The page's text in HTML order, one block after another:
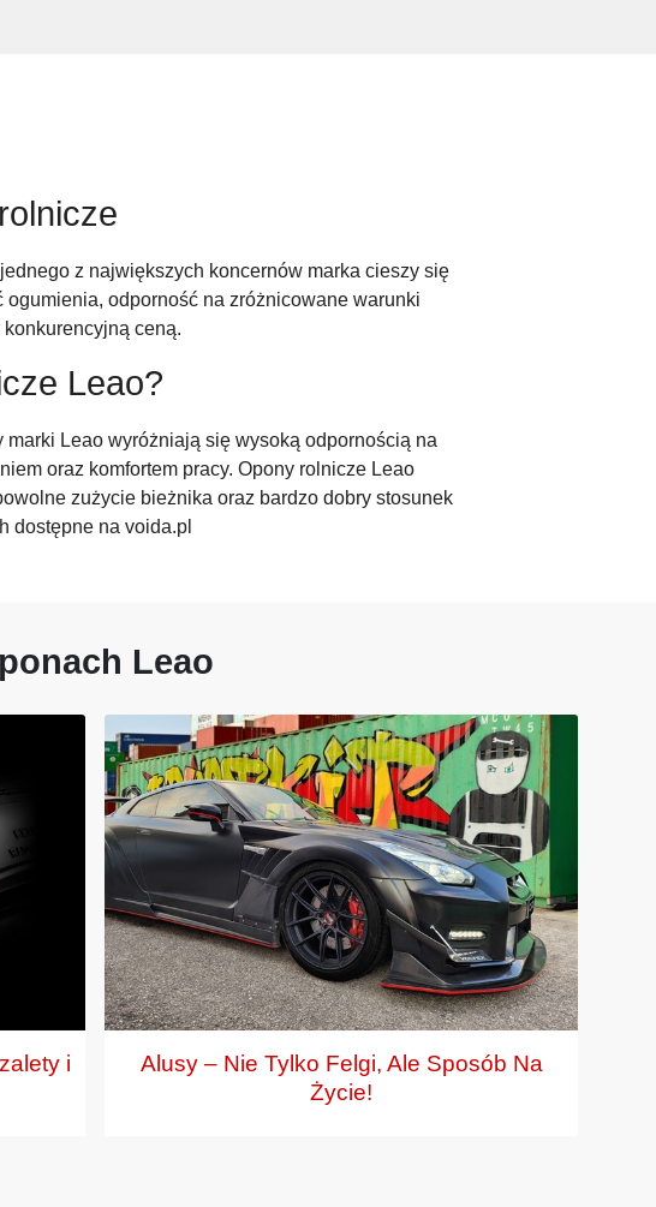
z największych koncernów marka cieszy się
odporność na zróżnicowane warunki
konkurencyjną ceną.
Leao?
Leao wyróżniają się wysoką odpornością na
oraz komfortem pracy. Opony rolnicze Leao
zużycie bieżnika oraz bardzo dobry stosunek
dostępne na voida.pl
Leao
i
Alusy – Nie Tylko Felgi, Ale Sposób Na
Życie!